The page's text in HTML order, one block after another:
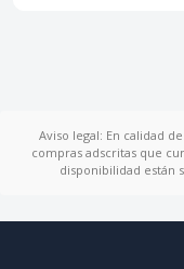
Aviso legal: En calidad
compras adscritas que
disponibilidad están